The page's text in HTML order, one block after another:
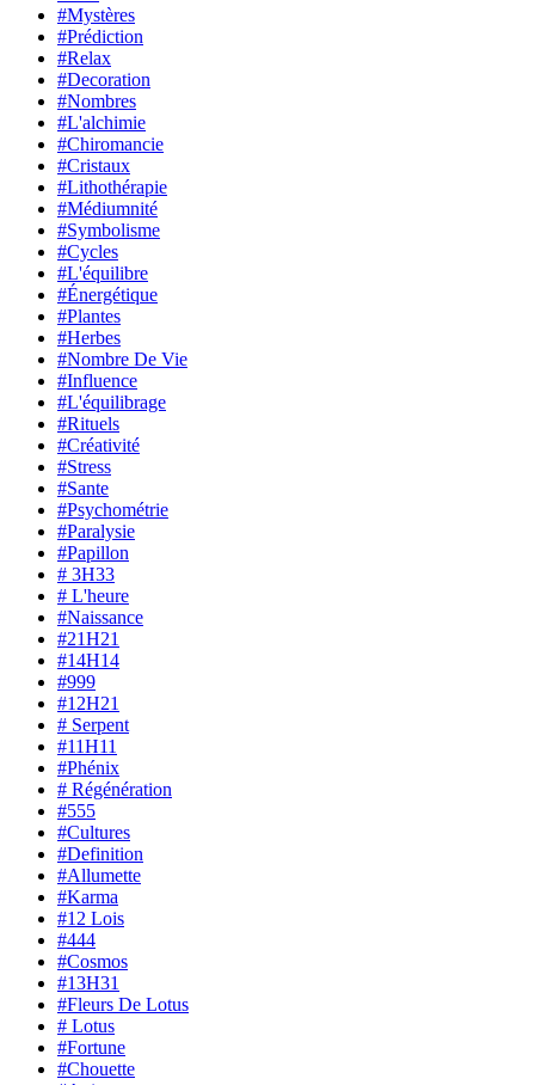
#Mystères
#Prédiction
#Relax
#Decoration
#Nombres
#L'alchimie
#Chiromancie
#Cristaux
#Lithothérapie
#Médiumnité
#Symbolisme
#Cycles
#L'équilibre
#Énergétique
#Plantes
#Herbes
#Nombre De Vie
#Influence
#L'équilibrage
#Rituels
#Créativité
#Stress
#Sante
#Psychométrie
#Paralysie
#Papillon
# 3H33
# L'heure
#Naissance
#21H21
#14H14
#999
#12H21
# Serpent
#11H11
#Phénix
# Régénération
#555
#Cultures
#Definition
#Allumette
#Karma
#12 Lois
#444
#Cosmos
#13H31
#Fleurs De Lotus
# Lotus
#Fortune
#Chouette